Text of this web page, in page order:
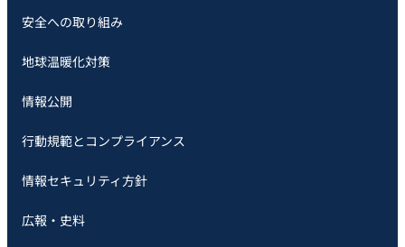
安全への取り組み
地球温暖化対策
情報公開
行動規範とコンプライアンス
情報セキュリティ方針
広報・史料